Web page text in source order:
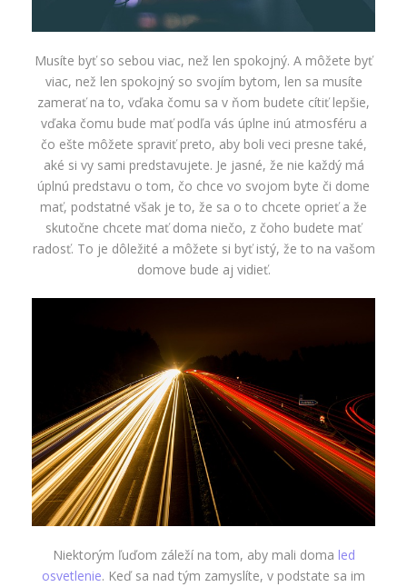
Musíte byť so sebou viac, než len spokojný. A môžete byť
viac, než len spokojný so svojím bytom, len sa musíte
zamerať na to, vďaka čomu sa v ňom budete cítiť lepšie,
vďaka čomu bude mať podľa vás úplne inú atmosféru a
čo ešte môžete spraviť preto, aby boli veci presne také,
aké si vy sami predstavujete. Je jasné, že nie každý má
úplnú predstavu o tom, čo chce vo svojom byte či dome
mať, podstatné však je to, že sa o to chcete oprieť a že
skutočne chcete mať doma niečo, z čoho budete mať
radosť. To je dôležité a môžete si byť istý, že to na vašom
domove bude aj vidieť.
Niektorým ľuďom záleží na tom, aby mali doma led
osvetlenie. Keď sa nad tým zamyslíte, v podstate sa im